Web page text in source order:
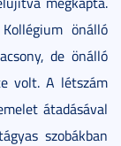
önálló
de önálló
volt. A létszám
átadásával
szobákban